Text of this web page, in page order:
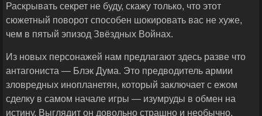
Раскрывать секрет не буду, скажу только, что этот
сюжетный поворот способен шокировать вас не хуже,
чем в пятый эпизод Звёздных Войнах.
Из новых персонажей нам предлагают здесь разве что
антагониста — Блэк Дума. Это предводитель армии
зловредных инопланетян, который заключает с ежом
сделку в самом начале игры — изумруды в обмен на
истину. Выглядит он довольно страшно и необычно,